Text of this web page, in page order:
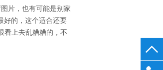
片，也有可能是别家
好的，这个适合还要
看上去乱糟糟的，不